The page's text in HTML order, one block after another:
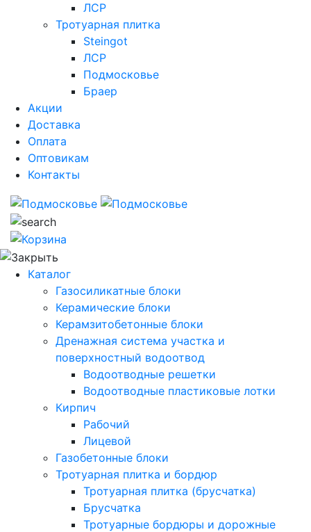
ЛСР
Тротуарная плитка
Steingot
ЛСР
Подмосковье
Браер
Акции
Доставка
Оплата
Оптовикам
Контакты
Каталог
Газосиликатные блоки
Керамические блоки
Керамзитобетонные блоки
Дренажная система участка и
поверхностный водоотвод
Водоотводные решетки
Водоотводные пластиковые лотки
Кирпич
Рабочий
Лицевой
Газобетонные блоки
Тротуарная плитка и бордюр
Тротуарная плитка (брусчатка)
Брусчатка
Тротуарные бордюры и дорожные